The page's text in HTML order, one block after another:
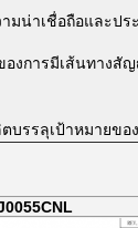
มน่าเชื่อถือและป
งการมีเส้นทางสั
บรรลุเป้าหมายข